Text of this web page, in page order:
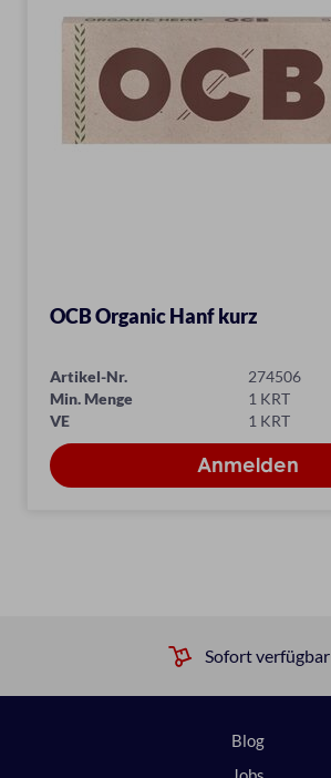
OCB Organic Hanf kurz
Artikel-Nr.
274506
Min. Menge
1 KRT
VE
1 KRT
Sofort verfügbar
Blog